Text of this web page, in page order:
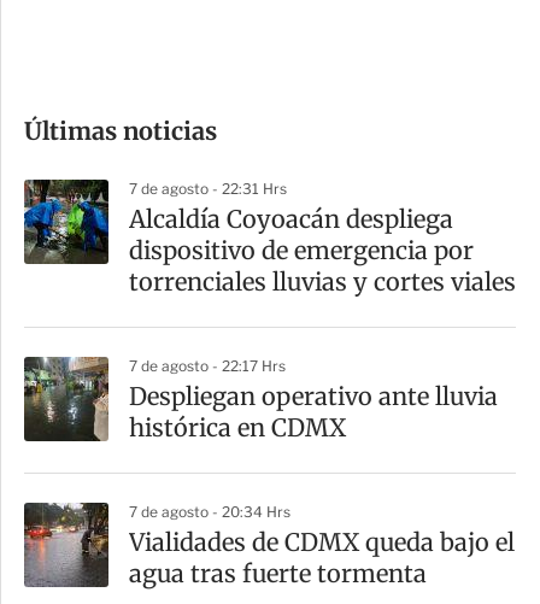
m
a
r
t
Últimas noticias
7 de agosto - 22:31 Hrs
Alcaldía Coyoacán despliega
dispositivo de emergencia por
torrenciales lluvias y cortes viales
7 de agosto - 22:17 Hrs
Despliegan operativo ante lluvia
histórica en CDMX
7 de agosto - 20:34 Hrs
Vialidades de CDMX queda bajo el
agua tras fuerte tormenta